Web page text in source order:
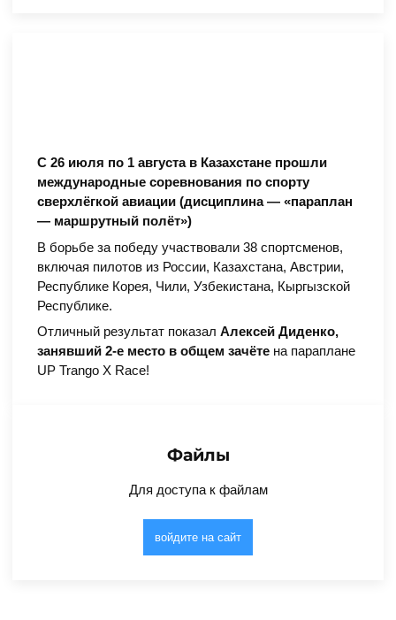
С 26 июля по 1 августа в Казахстане прошли
международные соревнования по спорту
сверхлёгкой авиации (дисциплина — «параплан
— маршрутный полёт»)
В борьбе за победу участвовали 38 спортсменов,
включая пилотов из России, Казахстана, Австрии,
Республике Корея, Чили, Узбекистана, Кыргызской
Республике.
Отличный результат показалАлексей Диденко,
занявший 2-е место в общем зачёте на параплане
UP Trango X Race!
Файлы
Для доступа к файлам
войдите на сайт